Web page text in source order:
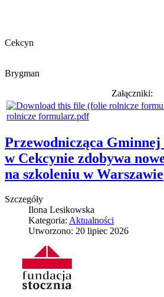
Wójt
Cekcyn
/-/
Brygman
Załączniki:
rolnicze formularz.pdf
Przewodnicząca
w Cekcynie zdobywa
na szkoleniu w Warszawie
Szczegóły
Ilona Lesikowska
Kategoria: Aktualności
Utworzono: 20 lipiec 2026